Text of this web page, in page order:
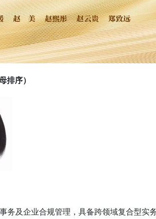
排序）
务及企业合规管理，具备跨领域复合型实